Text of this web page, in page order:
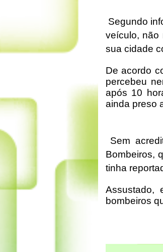
Segundo
veículo, não
sua cidade
De acordo
percebeu
após 10
ainda preso
Sem
Bombeiros,
tinha
Assustado,
bombeiros